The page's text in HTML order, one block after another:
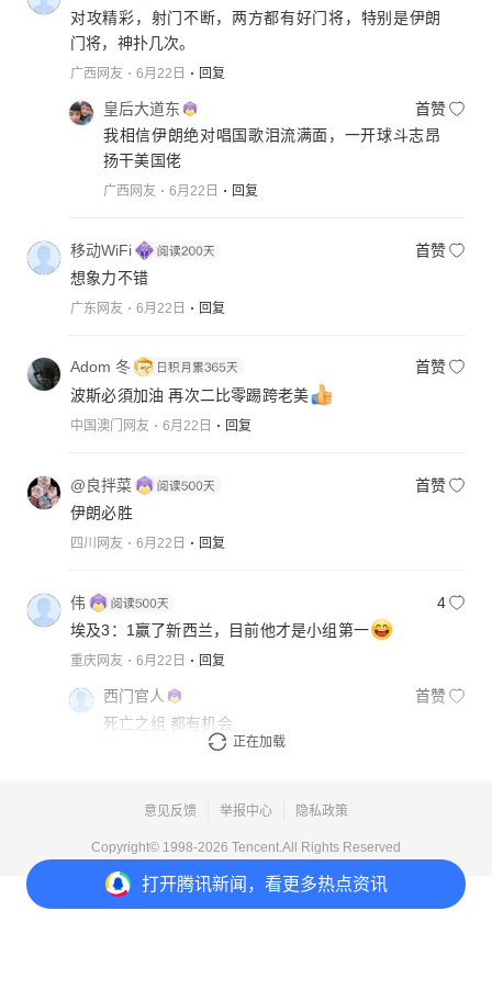
打开腾讯新闻，看更多热点资讯
对攻精彩，射门不断，两方都有好门将，特别是伊朗
门将，神扑几次。
广西网友 6月22日 回复
皇后大道东
首赞
我相信伊朗绝对唱国歌泪流满面，一开球斗志昂
扬干美国佬
广西网友 6月22日 回复
移动WiFi
首赞
想象力不错
广东网友 6月22日 回复
Adom 冬
首赞
波斯必須加油 再次二比零踢跨老美
中国澳门网友 6月22日 回复
@良拌菜
首赞
伊朗必胜
四川网友 6月22日 回复
伟
4
埃及3：1赢了新西兰，目前他才是小组第一
重庆网友 6月22日 回复
西门官人
首赞
死亡之组 都有机会
6月22日
正在加载
意见反馈 举报中心 隐私政策
Copyright© 1998-2026 Tencent.All Rights Reserved